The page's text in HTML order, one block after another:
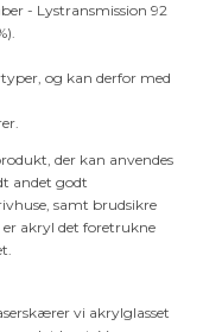
- Lystransmission 92
og kan derfor med
der kan anvendes
andet godt
samt brudsikre
akryl det foretrukne
vi akrylglasset